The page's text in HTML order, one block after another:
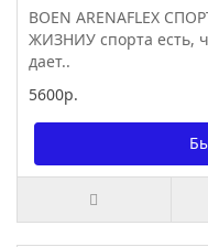
BOEN ARENAFLEX
ЖИЗНИУ спорта есть,
дает..
5600р.